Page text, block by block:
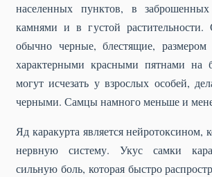
населенных пунктов, в
камнями и в густой растительности.
обычно черные, блестящие,
характерными красными пятнами на
могут исчезать у взрослых особей,
черными. Самцы намного меньше и
Яд каракурта является нейротоксином,
нервную систему. Укус самки
сильную боль, которая быстро